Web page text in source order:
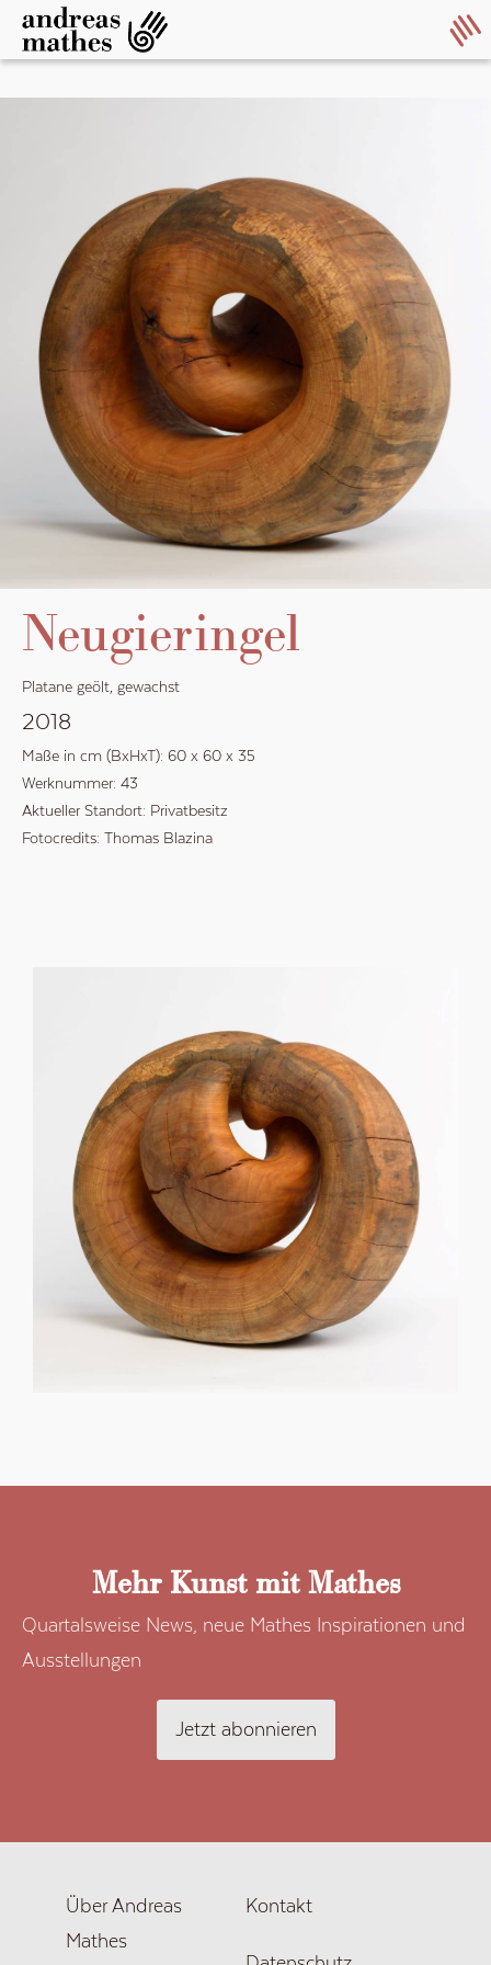
Neugieringel
Platane geölt, gewachst
2018
Maße in cm (BxHxT): 60 x 60 x 35
Werknummer: 43
Aktueller Standort: Privatbesitz
Fotocredits: Thomas Blazina
Mehr Kunst mit Mathes
Quartalsweise News, neue Mathes Inspirationen und
Ausstellungen
Jetzt abonnieren
Über Andreas
Mathes
Kontakt